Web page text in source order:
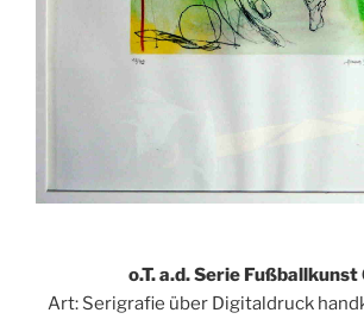
o.T. a.d. Serie
Art: Serigrafie über Digitaldruck